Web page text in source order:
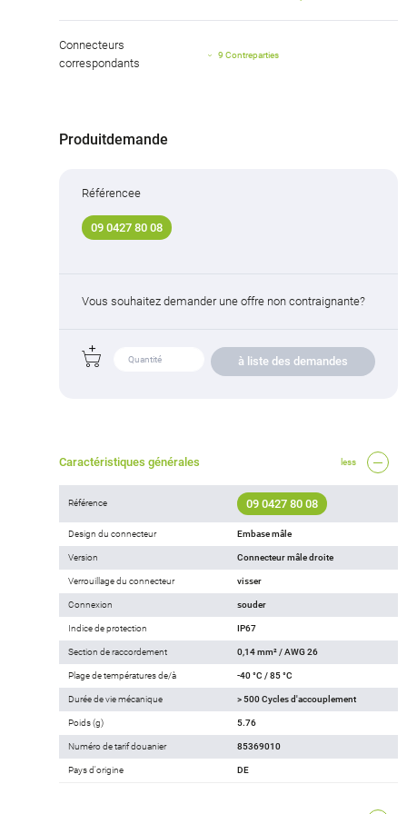
Connecteurs
correspondants
9 Contreparties
Produitdemande
Référencee
09 0427 80 08
Vous souhaitez demander une offre non contraignante?
à liste des demandes
Caractéristiques générales less
Référence 09 0427 80 08
Design du connecteur Embase mâle
Version Connecteur mâle droite
Verrouillage du connecteur visser
Connexion souder
Indice de protection IP67
Section de raccordement 0,14 mm² / AWG 26
Plage de températures de/à -40 °C / 85 °C
Durée de vie mécanique > 500 Cycles d'accouplement
Poids (g) 5.76
Numéro de tarif douanier 85369010
Pays d'origine DE